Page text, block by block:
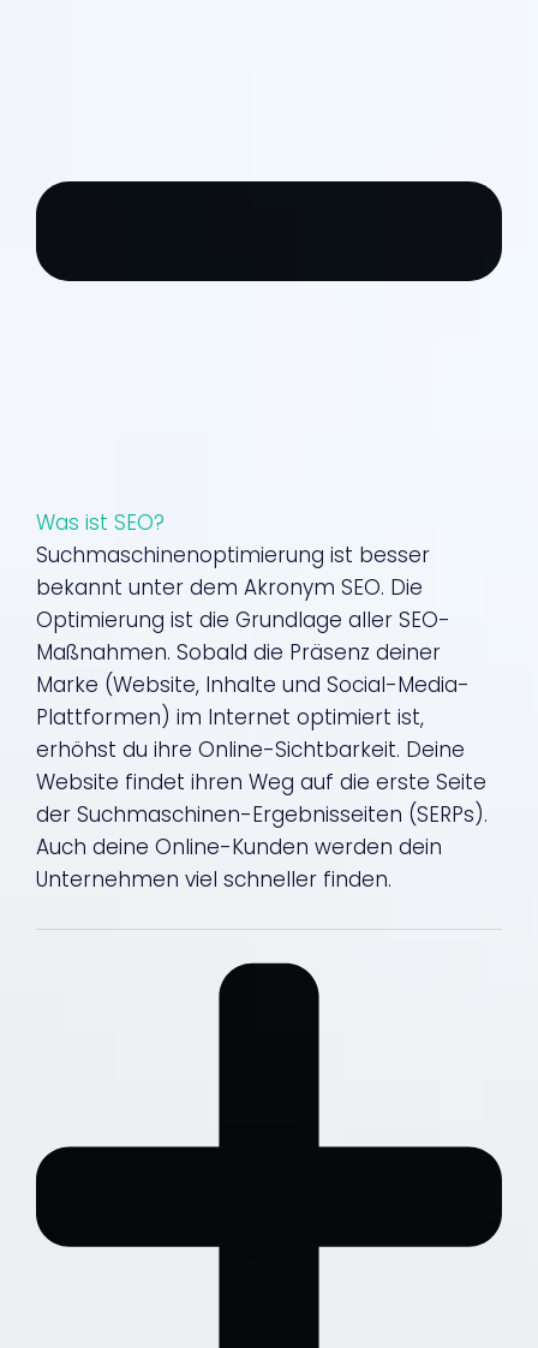
Was ist SEO?
Suchmaschinenoptimierung ist besser
bekannt unter dem Akronym SEO. Die
Optimierung ist die Grundlage aller SEO-
Maßnahmen. Sobald die Präsenz deiner
Marke (Website, Inhalte und Social-Media-
Plattformen) im Internet optimiert ist,
erhöhst du ihre Online-Sichtbarkeit. Deine
Website findet ihren Weg auf die erste Seite
der Suchmaschinen-Ergebnisseiten (SERPs).
Auch deine Online-Kunden werden dein
Unternehmen viel schneller finden.